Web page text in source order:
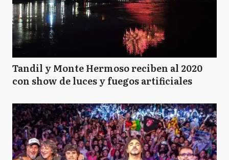
Tandil y Monte Hermoso reciben al 2020
con show de luces y fuegos artificiales